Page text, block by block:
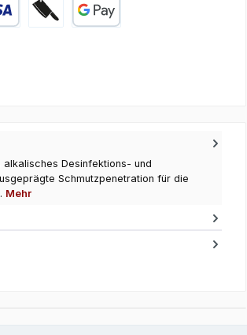
Desinfektions- und
Schmutzpenetration für die
Mehr